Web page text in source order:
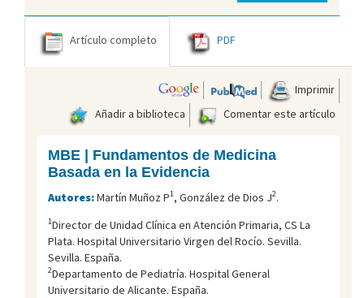
Artículo completo PDF
Imprimir
Añadir a biblioteca
Comentar este artículo
MBE | Fundamentos de Medicina
Basada en la Evidencia
Autores:Martín Muñoz P1, González de Dios J2.
1Director de Unidad Clínica en Atención Primaria, CS La
Plata. Hospital Universitario Virgen del Rocí­o. Sevilla.
Sevilla. España.
2Departamento de Pediatría. Hospital General
Universitario de Alicante. España.